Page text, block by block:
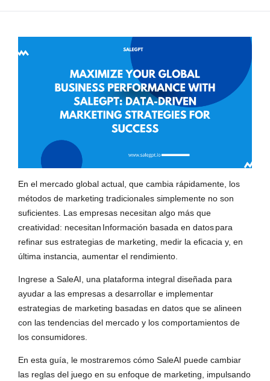
En el mercado global actual, que cambia rápidamente, los
métodos de marketing tradicionales simplemente no son
suficientes. Las empresas necesitan algo más que
creatividad: necesitan Información basada en datospara
refinar sus estrategias de marketing, medir la eficacia y, en
última instancia, aumentar el rendimiento.
Ingrese a SaleAI, una plataforma integral diseñada para
ayudar a las empresas a desarrollar e implementar
estrategias de marketing basadas en datos que se alineen
con las tendencias del mercado y los comportamientos de
los consumidores.
En esta guía, le mostraremos cómo SaleAI puede cambiar
las reglas del juego en su enfoque de marketing, impulsando